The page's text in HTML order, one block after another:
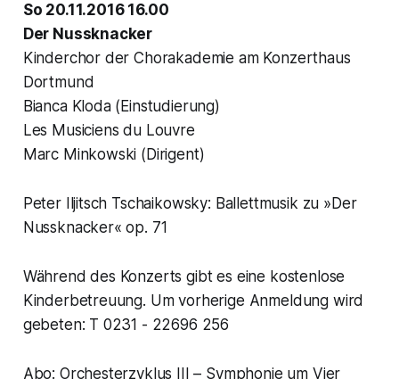
So 20.11.2016 16.00
Der Nussknacker
Kinderchor der Chorakademie am Konzerthaus
Dortmund
Bianca Kloda (Einstudierung)
Les Musiciens du Louvre
Marc Minkowski (Dirigent)
Peter Iljitsch Tschaikowsky: Ballettmusik zu »Der
Nussknacker« op. 71
Während des Konzerts gibt es eine kostenlose
Kinderbetreuung. Um vorherige Anmeldung wird
gebeten: T 0231 - 22696 256
Abo: Orchesterzyklus III – Symphonie um Vier